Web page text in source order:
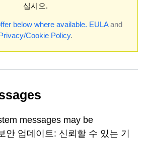
십시오.
below where available. EULAand
Cookie Policy.
messages may be
안 업데이트: 신뢰할 수 있는 기